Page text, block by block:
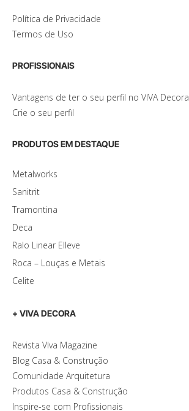
Política de Privacidade
Termos de Uso
PROFISSIONAIS
Vantagens de ter o seu perfil no VIVA Decora
Crie o seu perfil
PRODUTOS EM DESTAQUE
Metalworks
Sanitrit
Tramontina
Deca
Ralo Linear Elleve
Roca – Louças e Metais
Celite
+ VIVA DECORA
Revista VIva Magazine
Blog Casa & Construção
Comunidade Arquitetura
Produtos Casa & Construção
Inspire-se com Profissionais